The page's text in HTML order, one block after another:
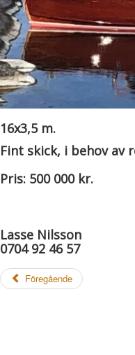
16x3,5 m.
Fint skick, i behov av
Pris: 500 000 kr.
Lasse Nilsson
0704 92 46 57
Föregående